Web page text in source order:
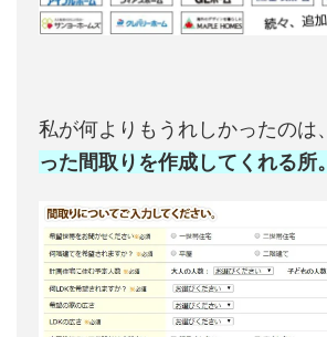
私が何よりもうれしかったのは、
った間取りを作成してくれる所。